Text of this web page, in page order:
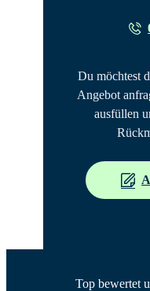
Du möchtest
Angebot
ausfüllen
Top bewertet